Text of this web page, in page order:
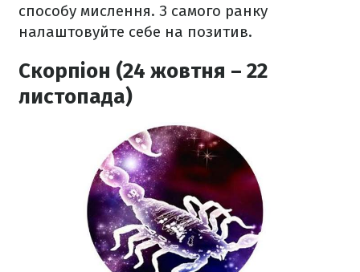
способу мислення. З самого ранку
налаштовуйте себе на позитив.
Скорпіон (24 жовтня – 22
листопада)